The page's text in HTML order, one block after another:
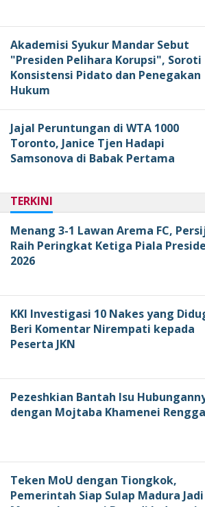
Akademisi Syukur Mandar Sebut
"Presiden Pelihara Korupsi", Soroti
Konsistensi Pidato dan Penegakan
Hukum
Jajal Peruntungan di WTA 1000
Toronto, Janice Tjen Hadapi
Samsonova di Babak Pertama
TERKINI
Menang 3-1 Lawan Arema FC,
Raih Peringkat Ketiga Piala
2026
KKI Investigasi 10 Nakes yang
Beri Komentar Nirempati kepada
Peserta JKN
Pezeshkian Bantah Isu
dengan Mojtaba Khamenei
Teken MoU dengan Tiongkok,
Pemerintah Siap Sulap Madura Jadi